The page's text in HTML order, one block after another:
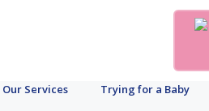
Our Services Trying for a Baby